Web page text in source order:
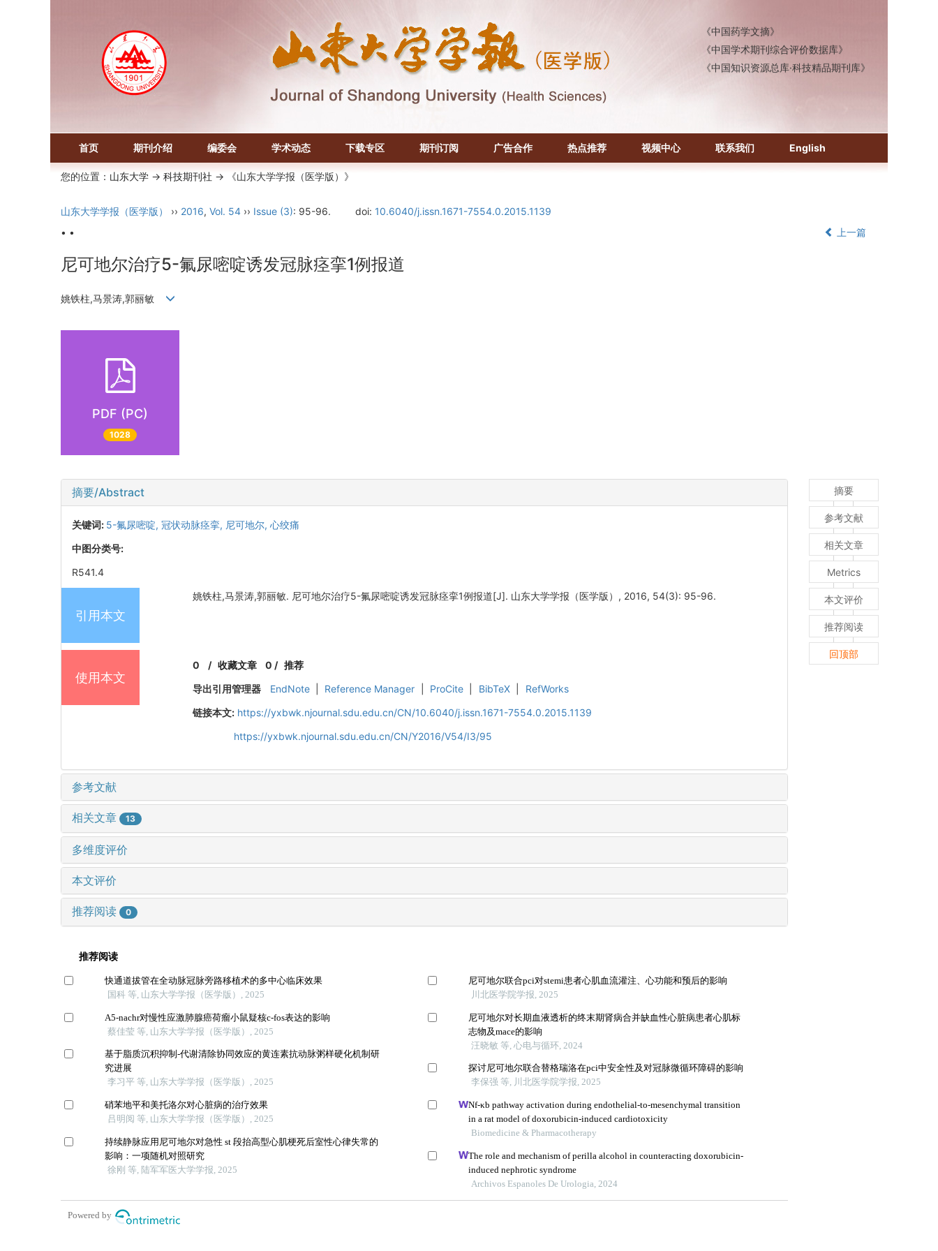
《中国药学文摘》
《中国学术期刊综合评价数据库》
《中国知识资源总库·科技精品期刊库》
首页 期刊介绍 编委会 学术动态 下载专区 期刊订阅 广告合作 热点推荐 视频中心 联系我们 English
您的位置： 山东大学 -> 科技期刊社 -> 《山东大学学报（医学版）》
山东大学学报（医学版） ›› 2016, Vol. 54 ›› Issue (3): 95-96. doi: 10.6040/j.issn.1671-7554.0.2015.1139
• •
上一篇
尼可地尔治疗5-氟尿嘧啶诱发冠脉痉挛1例报道
姚铁柱,马景涛,郭丽敏
PDF (PC)
1028
摘要/Abstract
关键词: 5-氟尿嘧啶, 冠状动脉痉挛, 尼可地尔, 心绞痛
中图分类号:
R541.4
引用本文
姚铁柱,马景涛,郭丽敏. 尼可地尔治疗5-氟尿嘧啶诱发冠脉痉挛1例报道[J]. 山东大学学报（医学版）, 2016, 54(3): 95-96.
使用本文
0 /收藏文章 0 / 推荐
导出引用管理器
EndNote Reference Manager ProCite BibTeX
RefWorks
链接本文: https://yxbwk.njournal.sdu.edu.cn/CN/10.6040/j.issn.1671-7554.0.2015.1139
https://yxbwk.njournal.sdu.edu.cn/CN/Y2016/V54/I3/95
参考文献
相关文章 13
多维度评价
本文评价
推荐阅读 0
摘要
参考文献
相关文章
Metrics
本文评价
推荐阅读
回顶部